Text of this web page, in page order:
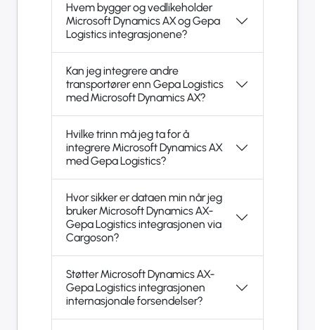
Hvem bygger og vedlikeholder
Microsoft Dynamics AX og Gepa
Logistics integrasjonene?
Kan jeg integrere andre
transportører enn Gepa Logistics
med Microsoft Dynamics AX?
Hvilke trinn må jeg ta for å
integrere Microsoft Dynamics AX
med Gepa Logistics?
Hvor sikker er dataen min når jeg
bruker Microsoft Dynamics AX-
Gepa Logistics integrasjonen via
Cargoson?
Støtter Microsoft Dynamics AX-
Gepa Logistics integrasjonen
internasjonale forsendelser?